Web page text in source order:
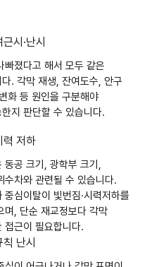
시·난시
빠졌다고 해서 모두 같은
. 각막 재생, 잔여도수, 안구
화 등 원인을 구분해야
지 판단할 수 있습니다.
력 저하
동공 크기, 광학부 크기,
수차와 관련될 수 있습니다.
중심이탈이 빛번짐·시력저하를
며, 단순 재교정보다 각막
접근이 필요합니다.
난시